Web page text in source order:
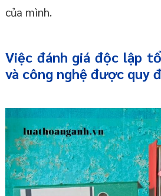
của mình.
Việc đánh giá độc lập
và công nghệ được quy